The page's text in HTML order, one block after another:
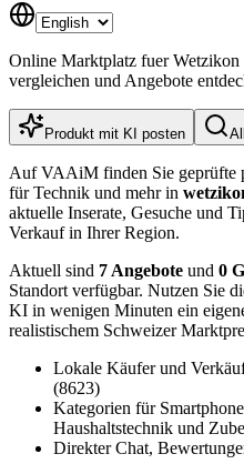
Online Marktplatz fuer
vergleichen und Angebote
Produkt mit KI posten
Auf VAAiM finden Sie geprüfte
für Technik und mehr in
aktuelle Inserate, Gesuche und
Verkauf in Ihrer Region.
Aktuell sind 7 Angebote und 0
Standort verfügbar. Nutzen Sie
KI in wenigen Minuten ein
realistischem Schweizer
Lokale Käufer und
(8623)
Kategorien für
Haushaltstechnik und
Direkter Chat,